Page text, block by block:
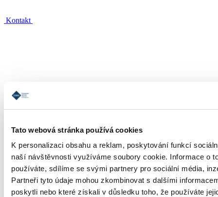
Tato webová stránka používá cookies
K personalizaci obsahu a reklam, poskytování funkcí
naší návštěvnosti využíváme soubory cookie. Informace o
používáte, sdílíme se svými partnery pro sociální média,
Partneři tyto údaje mohou zkombinovat s dalšími
poskytli nebo které získali v důsledku toho, že používáte
Kontakt
Informace o studiu
Školné